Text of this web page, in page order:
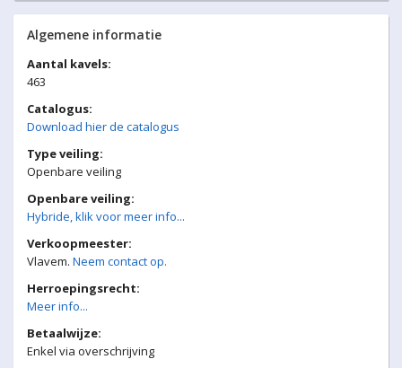
Algemene informatie
Aantal kavels:
463
Catalogus:
Download hier de catalogus
Type veiling:
Openbare veiling
Openbare veiling:
Hybride, klik voor meer info...
Verkoopmeester:
Vlavem. Neem contact op.
Herroepingsrecht:
Meer info...
Betaalwijze:
Enkel via overschrijving